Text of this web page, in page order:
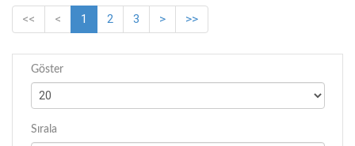
<< < 1 2 3 > >>
Göster
Sırala